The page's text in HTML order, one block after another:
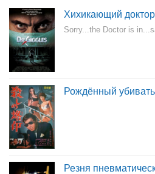
Хихикающий доктор
Sorry...the Doctor is
Рождённый убивать
Резня